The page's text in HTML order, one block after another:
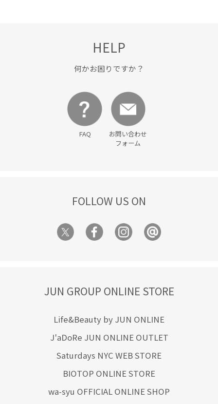
HELP
何かお困りですか？
FAQ
お問い合わせ
フォーム
FOLLOW US ON
JUN GROUP ONLINE STORE
Life&Beauty by JUN ONLINE
J'aDoRe JUN ONLINE OUTLET
Saturdays NYC WEB STORE
BIOTOP ONLINE STORE
wa-syu OFFICIAL ONLINE SHOP